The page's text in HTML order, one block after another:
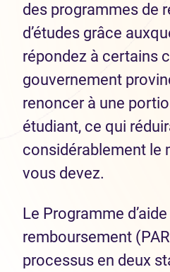
des programmes de
d’études grâce
répondez à certains
gouvernement
renoncer à une
étudiant, ce qui
considérablement le
vous devez.
Le Programme
remboursement
processus en deux